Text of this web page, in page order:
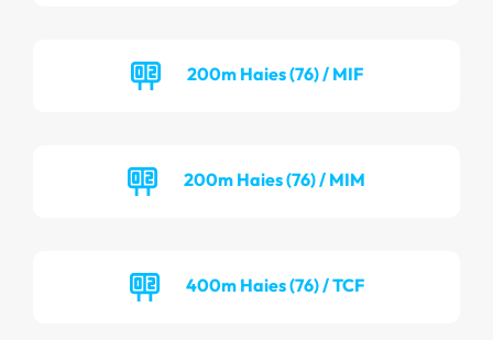
200m Haies (76) / MIF
200m Haies (76) / MIM
400m Haies (76) / TCF